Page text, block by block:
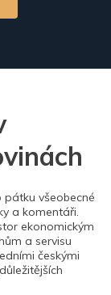
všeobecné
a komentáři.
ekonomickým
a servisu
českými